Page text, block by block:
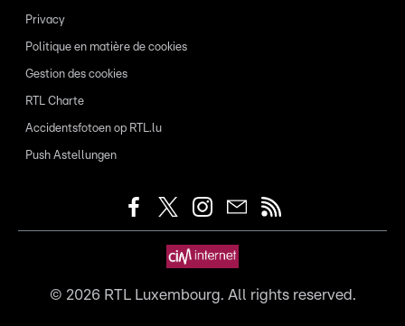
Privacy
Politique en matière de cookies
Gestion des cookies
RTL Charte
Accidentsfotoen op RTL.lu
Push Astellungen
© 2026RTL Luxembourg. All rights reserved.